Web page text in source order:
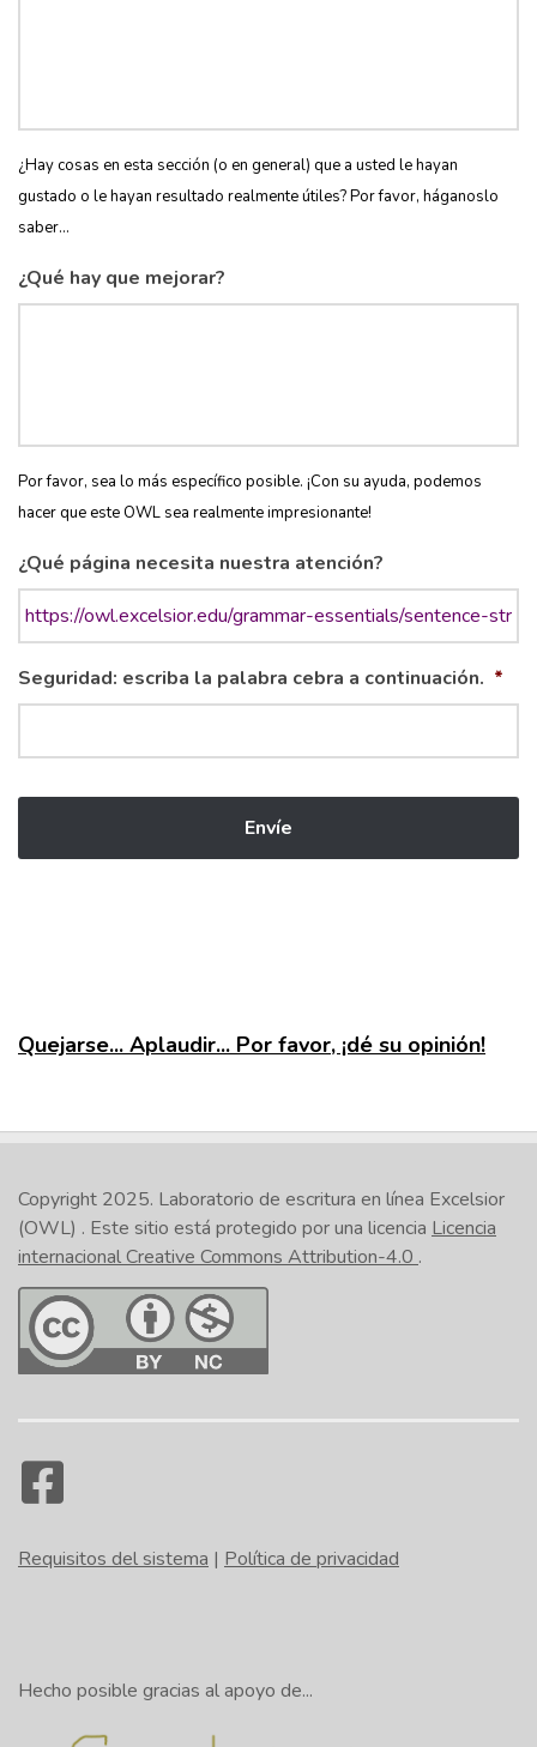
¿Hay cosas en esta sección (o en general) que a usted le hayan
gustado o le hayan resultado realmente útiles? Por favor, háganoslo
saber...
¿Qué hay que mejorar?
Por favor, sea lo más específico posible. ¡Con su ayuda, podemos
hacer que este OWL sea realmente impresionante!
¿Qué página necesita nuestra atención?
Seguridad: escriba la palabra cebra a continuación. *
Quejarse... Aplaudir... Por favor, ¡dé su opinión!
Copyright 2025. Laboratorio de escritura en línea Excelsior
(OWL) . Este sitio está protegido por una licencia Licencia
internacional Creative Commons Attribution-4.0 .
Requisitos del sistema | Política de privacidad
Hecho posible gracias al apoyo de...